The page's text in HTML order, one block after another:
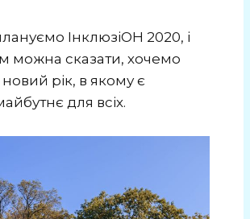
ІнклюзіОН 2020, і
можна сказати, хочемо
рік, в якому є
для всіх.